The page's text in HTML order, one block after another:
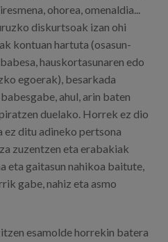
ohorea, omenaldia...
diskurtsoak izan ohi
kontuan hartuta (osasun-
hauskortasunaren edo
egoerak), besarkada
ahul, arin baten
duelako. Horrek ez dio
ditu adineko pertsona
zuzentzen eta erabakiak
eta gaitasun nahikoa baitute,
gabe, nahiz eta asmo
esamolde horrekin batera